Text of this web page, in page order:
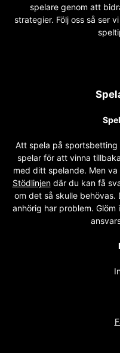
spelare genom att
strategier. Följ oss så ser
Att spela på sportsbetting
spelar för att vinna
med ditt spelande. Men
Stödlinjendär du kan få
om det så skulle
anhörig har problem.